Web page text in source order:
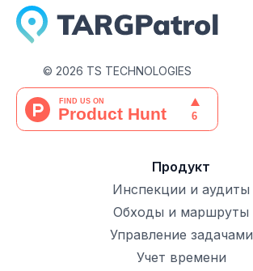
© 2026 TS TECHNOLOGIES
Продукт
Инспекции и аудиты
Обходы и маршруты
Управление задачами
Учет времени